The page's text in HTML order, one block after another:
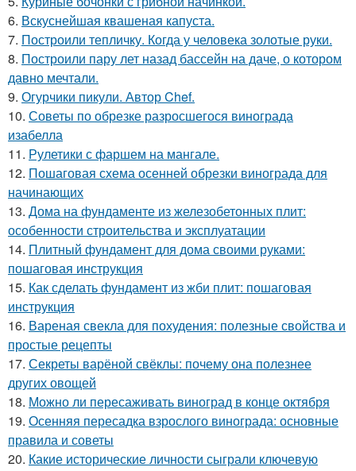
6. Вскуснейшая квашеная капуста.
7. Построили тепличку. Когда у человека золотые руки.
8. Построили пару лет назад бассейн на даче, о котором
давно мечтали.
9. Огурчики пикули. Автор Chef.
10. Советы по обрезке разросшегося винограда
изабелла
11. Рулетики с фаршем на мангале.
12. Пошаговая схема осенней обрезки винограда для
начинающих
13. Дома на фундаменте из железобетонных плит:
особенности строительства и эксплуатации
14. Плитный фундамент для дома своими руками:
пошаговая инструкция
15. Как сделать фундамент из жби плит: пошаговая
инструкция
16. Вареная свекла для похудения: полезные свойства и
простые рецепты
17. Секреты варёной свёклы: почему она полезнее
других овощей
18. Можно ли пересаживать виноград в конце октября
19. Осенняя пересадка взрослого винограда: основные
правила и советы
20. Какие исторические личности сыграли ключевую